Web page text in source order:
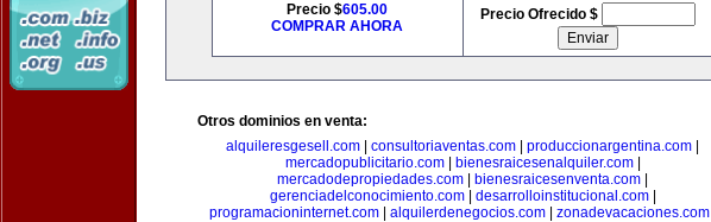
Precio $605.00
COMPRAR AHORA
Precio Ofrecido $
Otros dominios en venta:
alquileresgesell.com
consultoriaventas.com produccionargentina.com
mercadopublicitario.com| bienesraicesenalquiler.com|
mercadodepropiedades.com
bienesraicesenventa.com
gerenciadelconocimiento.com| desarrolloinstitucional.com|
programacioninternet.com| alquilerdenegocios.com| zonadevacaciones.com|